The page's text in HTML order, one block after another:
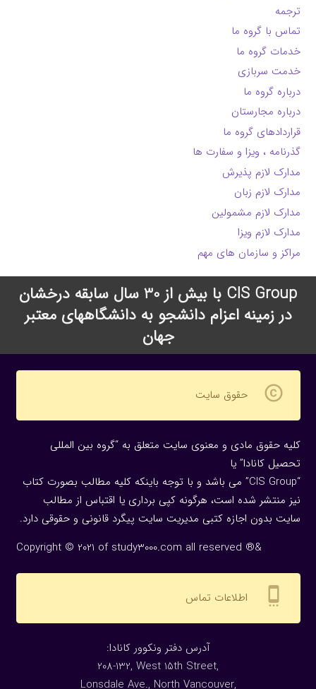
ترجمه
تماس با گروه ما
خدمات گروه ما
خدمت سربازی
درباره گروه ما
درباره مجارستان
قراردادهای گروه ما
گذرنامه ، ویزا و سفارت ها
مدارک لازم پذیرش
مدارک لازم زبان
مدارک لازم مشمولین
مدارک لازم ویزا
مراکز و سازمان های مهم
CIS Group با بیش از 30 سال سابقه درخشان
در زمینه اعزام دانشجو به دانشگاههای معتبر
جهان
copyright حقوق سایت
کلیه حقوق مادی و معنوی سایت متعلق به “گروه بین المللی
تحصیل کانادا” یا
“CIS Group” می باشد و با توجه باینکه کلیه مطالب بصورت کتاب
نیز منتشر شده است، هرگونه كپی برداری یا اقتباس از مطالب
سایت بدون اجازه كتبی مدیریت سایت پیگرد قانونی و حقوقی دارد.
Copyright © 2021 of study3000.com all reserved ®&
settings_cell اطلاعات تماس
:آدرس دفتر ونکوور کانادا
208-132, West 15th Street,
Lonsdale Ave., North Vancouver,